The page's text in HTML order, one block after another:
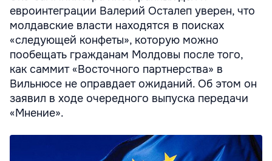
евроинтеграции Валерий Осталеп уверен, что
молдавские власти находятся в поисках
«следующей конфеты», которую можно
пообещать гражданам Молдовы после того,
как саммит «Восточного партнерства» в
Вильнюсе не оправдает ожиданий. Об этом он
заявил в ходе очередного выпуска передачи
«Мнение».